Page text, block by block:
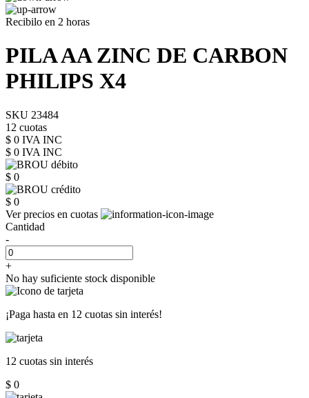
Recibilo en 2 horas
PILA AA ZINC DE CARBON
PHILIPS X4
SKU 23484
12 cuotas
$ 0 IVA INC
$ 0 IVA INC
$ 0
$ 0
Ver precios en cuotas
Cantidad
-
+
No hay suficiente stock disponible
¡Paga hasta en 12 cuotas sin interés!
12 cuotas sin interés
$ 0